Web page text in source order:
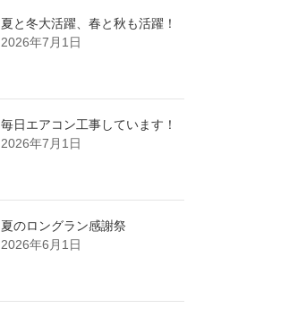
夏と冬大活躍、春と秋も活躍！
2026年7月1日
毎日エアコン工事しています！
2026年7月1日
夏のロングラン感謝祭
2026年6月1日